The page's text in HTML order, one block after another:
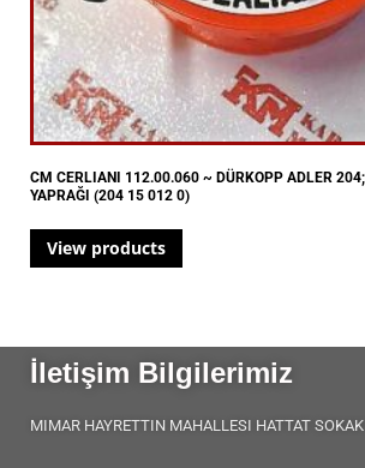
CM CERLIANI 112.00.060 ~ DÜRKOPP ADLER
YAPRAĞI (204 15 012 0)
View products
İletişim Bilgilerimiz
MIMAR HAYRETTIN MAHALLESI HATTAT